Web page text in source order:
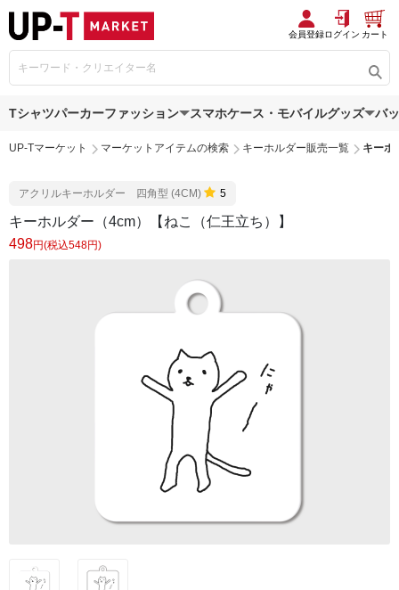
会員登録ログイン カート
Tシャツパーカーファッション スマホケース・モバイルグッズ バ
UP-Tマーケット マーケットアイテムの検索 キーホルダー販売一覧 キーホ
アクリルキーホルダー 四角型 (4CM) 5
キーホルダー（4cm）【ねこ（仁王立ち）】
498円(税込548円)